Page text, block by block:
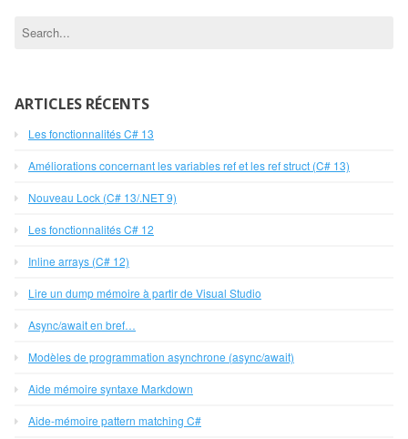
ARTICLES RÉCENTS
Les fonctionnalités C# 13
Améliorations concernant les variables ref et les ref struct (C# 13)
Nouveau Lock (C# 13/.NET 9)
Les fonctionnalités C# 12
Inline arrays (C# 12)
Lire un dump mémoire à partir de Visual Studio
Async/await en bref…
Modèles de programmation asynchrone (async/await)
Aide mémoire syntaxe Markdown
Aide-mémoire pattern matching C#